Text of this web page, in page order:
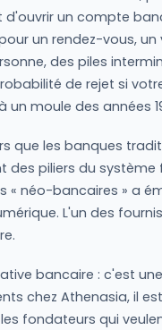
un compte
un rendez-vous,
des piles
de rejet si
moule des années
que les banques
des piliers du système
néo-bancaires » a
L'un des
bancaire : c'est
chez Athenasia, il
fondateurs qui